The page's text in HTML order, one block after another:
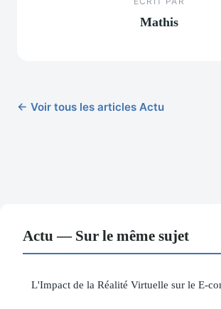
Mathis
← Voir tous les articles Actu
Actu — Sur le même sujet
L'Impact de la Réalité Virtuelle sur le E-